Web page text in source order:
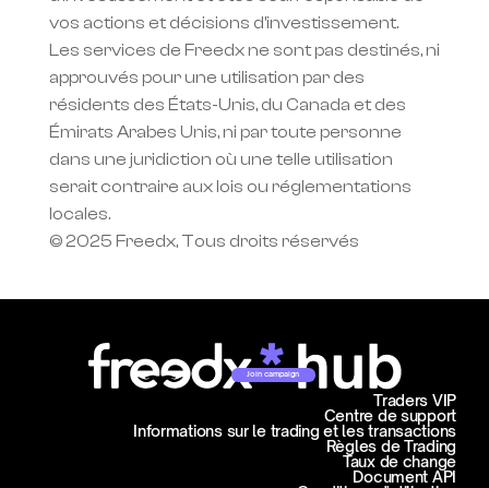
vos actions et décisions d'investissement.
Les services de Freedx ne sont pas destinés, ni
approuvés pour une utilisation par des
résidents des États-Unis, du Canada et des
Émirats Arabes Unis, ni par toute personne
dans une juridiction où une telle utilisation
serait contraire aux lois ou réglementations
locales.
© 2025 Freedx, Tous droits réservés
Join campaign
Centre de support
Informations sur le trading et les transactions
Traders VIP
Règles de Trading
Taux de change
Document API